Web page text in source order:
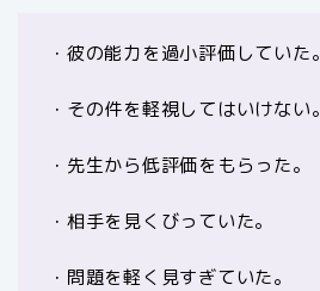
・彼の能力を過小評価していた。
・その件を軽視してはいけない。
・先生から低評価をもらった。
・相手を見くびっていた。
・問題を軽く見すぎていた。